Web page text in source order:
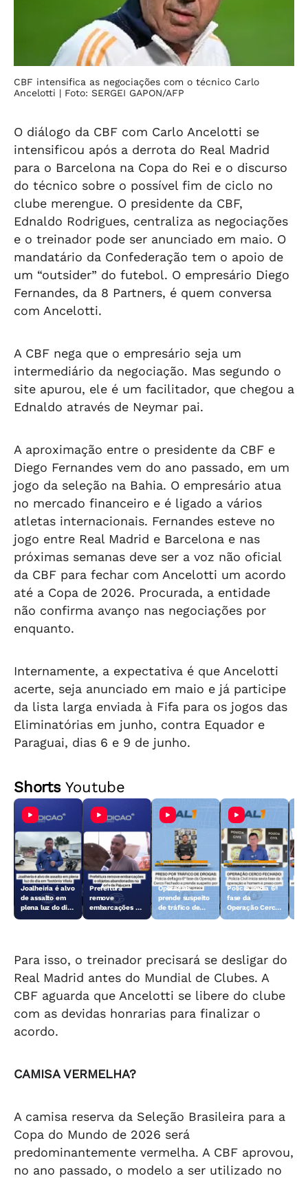
CBF intensifica as negociações com o técnico Carlo
Ancelotti | Foto: SERGEI GAPON/AFP
O diálogo da CBF com Carlo Ancelotti se
intensificou após a derrota do Real Madrid
para o Barcelona na Copa do Rei e o discurso
do técnico sobre o possível fim de ciclo no
clube merengue. O presidente da CBF,
Ednaldo Rodrigues, centraliza as negociações
e o treinador pode ser anunciado em maio. O
mandatário da Confederação tem o apoio de
um “outsider” do futebol. O empresário Diego
Fernandes, da 8 Partners, é quem conversa
com Ancelotti.
A CBF nega que o empresário seja um
intermediário da negociação. Mas segundo o
site apurou, ele é um facilitador, que chegou a
Ednaldo através de Neymar pai.
A aproximação entre o presidente da CBF e
Diego Fernandes vem do ano passado, em um
jogo da seleção na Bahia. O empresário atua
no mercado financeiro e é ligado a vários
atletas internacionais. Fernandes esteve no
jogo entre Real Madrid e Barcelona e nas
próximas semanas deve ser a voz não oficial
da CBF para fechar com Ancelotti um acordo
até a Copa de 2026. Procurada, a entidade
não confirma avanço nas negociações por
enquanto.
Internamente, a expectativa é que Ancelotti
acerte, seja anunciado em maio e já participe
da lista larga enviada à Fifa para os jogos das
Eliminatórias em junho, contra Equador e
Paraguai, dias 6 e 9 de junho.
ShortsYoutube
Joalheiria é alvo
de assalto em
plena luz do dia
Prefeitura
remove
embarcações e
Operação
prende suspeito
de tráfico de
Polícia inicia 6ª
fase da
Operação Cerco
Para isso, o treinador precisará se desligar do
Real Madrid antes do Mundial de Clubes. A
CBF aguarda que Ancelotti se libere do clube
com as devidas honrarias para finalizar o
acordo.
CAMISA VERMELHA?
A camisa reserva da Seleção Brasileira para a
Copa do Mundo de 2026 será
predominantemente vermelha. A CBF aprovou,
no ano passado, o modelo a ser utilizado no